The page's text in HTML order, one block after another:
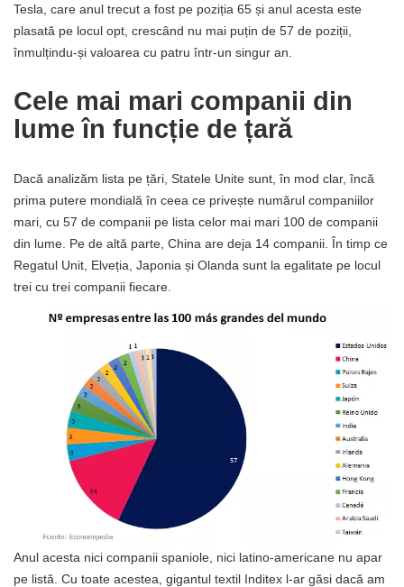
Tesla, care anul trecut a fost pe poziția 65 și anul acesta este
plasată pe locul opt, crescând nu mai puțin de 57 de poziții,
înmulțindu-și valoarea cu patru într-un singur an.
Cele mai mari companii din
lume în funcție de țară
Dacă analizăm lista pe țări, Statele Unite sunt, în mod clar, încă
prima putere mondială în ceea ce privește numărul companiilor
mari, cu 57 de companii pe lista celor mai mari 100 de companii
din lume. Pe de altă parte, China are deja 14 companii. În timp ce
Regatul Unit, Elveția, Japonia și Olanda sunt la egalitate pe locul
trei cu trei companii fiecare.
Anul acesta nici companii spaniole, nici latino-americane nu apar
pe listă. Cu toate acestea, gigantul textil Inditex l-ar găsi dacă am